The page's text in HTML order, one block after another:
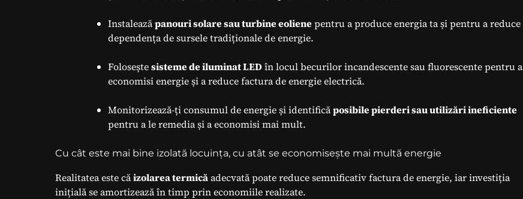
Instaleazăpanouri solare sau turbine eolienepentru a produce energia ta și pentru a reduce
dependența de sursele tradiționale de energie.
Foloseștesisteme de iluminat LEDîn locul becurilor incandescente sau fluorescente pentru a
economisi energie și a reduce factura de energie electrică.
Monitorizează-ți consumul de energie și identificăposibile pierderi sau utilizări ineficiente
pentru a le remedia și a economisi mai mult.
Cu cât este mai bine izolată locuința, cu atât se economisește mai multă energie
Realitatea este căizolarea termicăadecvată poate reduce semnificativ factura de energie, iar investiția
inițială se amortizează în timp prin economiile realizate.